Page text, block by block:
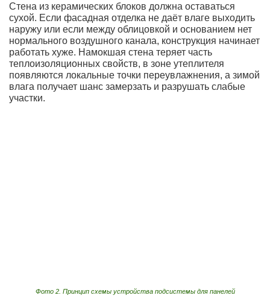
Стена из керамических блоков должна оставаться
сухой. Если фасадная отделка не даёт влаге выходить
наружу или если между облицовкой и основанием нет
нормального воздушного канала, конструкция начинает
работать хуже. Намокшая стена теряет часть
теплоизоляционных свойств, в зоне утеплителя
появляются локальные точки переувлажнения, а зимой
влага получает шанс замерзать и разрушать слабые
участки.
Фото 2. Принцип схемы устройства подсистемы для панелей